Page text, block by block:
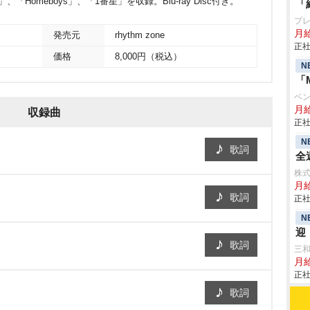
発売元 rhythm zone
価格 8,000円（税込）
収録曲
歌詞
歌詞
歌詞
歌詞
プ
月
正
ベ
月
正
全
株
月
正
迎
三
月
正